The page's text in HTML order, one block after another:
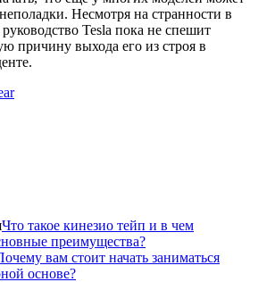
Несмотря на странности в
Tesla пока не спешит
причину выхода его из строя в
Что такое кинезио тейп и в чем
преимущества?
вам стоит начать заниматься
основе?